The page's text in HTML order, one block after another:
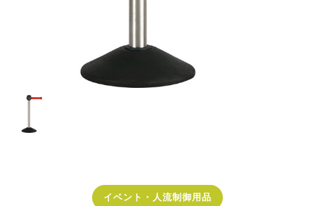
イベント・人流制御用品